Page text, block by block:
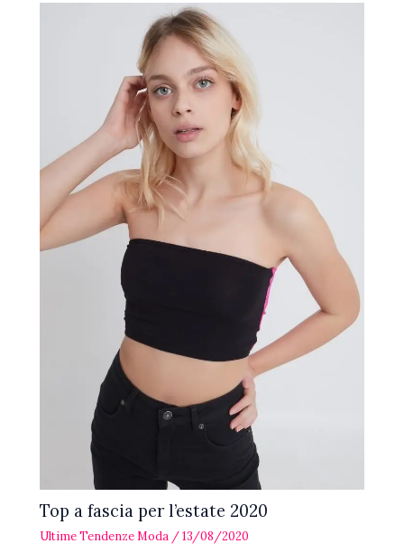
Top a fascia per l’estate 2020
Ultime Tendenze Moda /13/08/2020